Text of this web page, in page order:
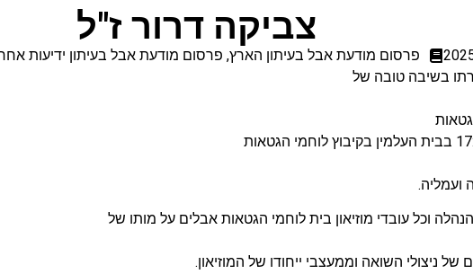
צביקה דרור ז"ל
פרסום מודעת אבל בעיתון הארץ, פרסום מודעת אבל בעיתון ידיעות
בשיבה טובה של
ועמליה.
וכל עובדי מוזיאון בית לוחמי הגטאות אבלים על מותו של
ניצולי השואה וממעצבי ייחודו של המוזיאון.